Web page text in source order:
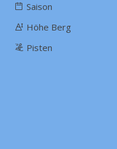
Saison
Höhe Berg
Pisten